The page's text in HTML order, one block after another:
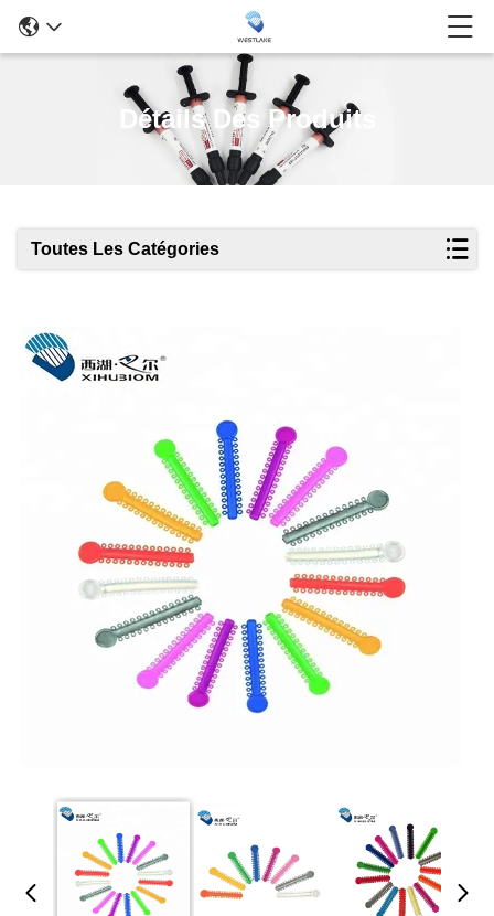
Détails Des Produits
Toutes Les Catégories